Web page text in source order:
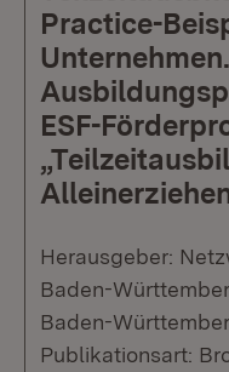
Practice-
ESF-
Herausgeber:
Baden-
Baden-
Publikationsart: